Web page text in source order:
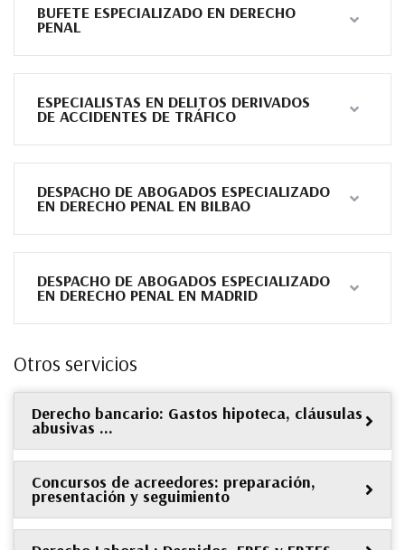
BUFETE ESPECIALIZADO EN DERECHO
PENAL
ESPECIALISTAS EN DELITOS DERIVADOS
DE ACCIDENTES DE TRÁFICO
DESPACHO DE ABOGADOS ESPECIALIZADO
EN DERECHO PENAL EN BILBAO
DESPACHO DE ABOGADOS ESPECIALIZADO
EN DERECHO PENAL EN MADRID
Otros servicios
Derecho bancario: Gastos hipoteca, cláusulas
abusivas …
Concursos de acreedores: preparación,
presentación y seguimiento